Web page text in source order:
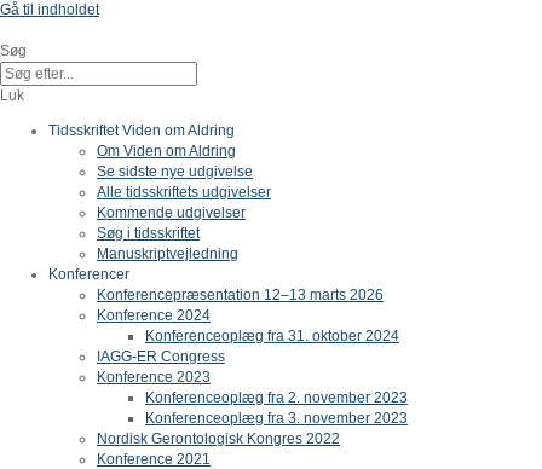
Gå til indholdet
Søg
Luk
Tidsskriftet Viden om Aldring
Om Viden om Aldring
Se sidste nye udgivelse
Alle tidsskriftets udgivelser
Kommende udgivelser
Søg i tidsskriftet
Manuskriptvejledning
Konferencer
Konferencepræsentation 12–13 marts 2026
Konference 2024
Konferenceoplæg fra 31. oktober 2024
IAGG-ER Congress
Konference 2023
Konferenceoplæg fra 2. november 2023
Konferenceoplæg fra 3. november 2023
Nordisk Gerontologisk Kongres 2022
Konference 2021